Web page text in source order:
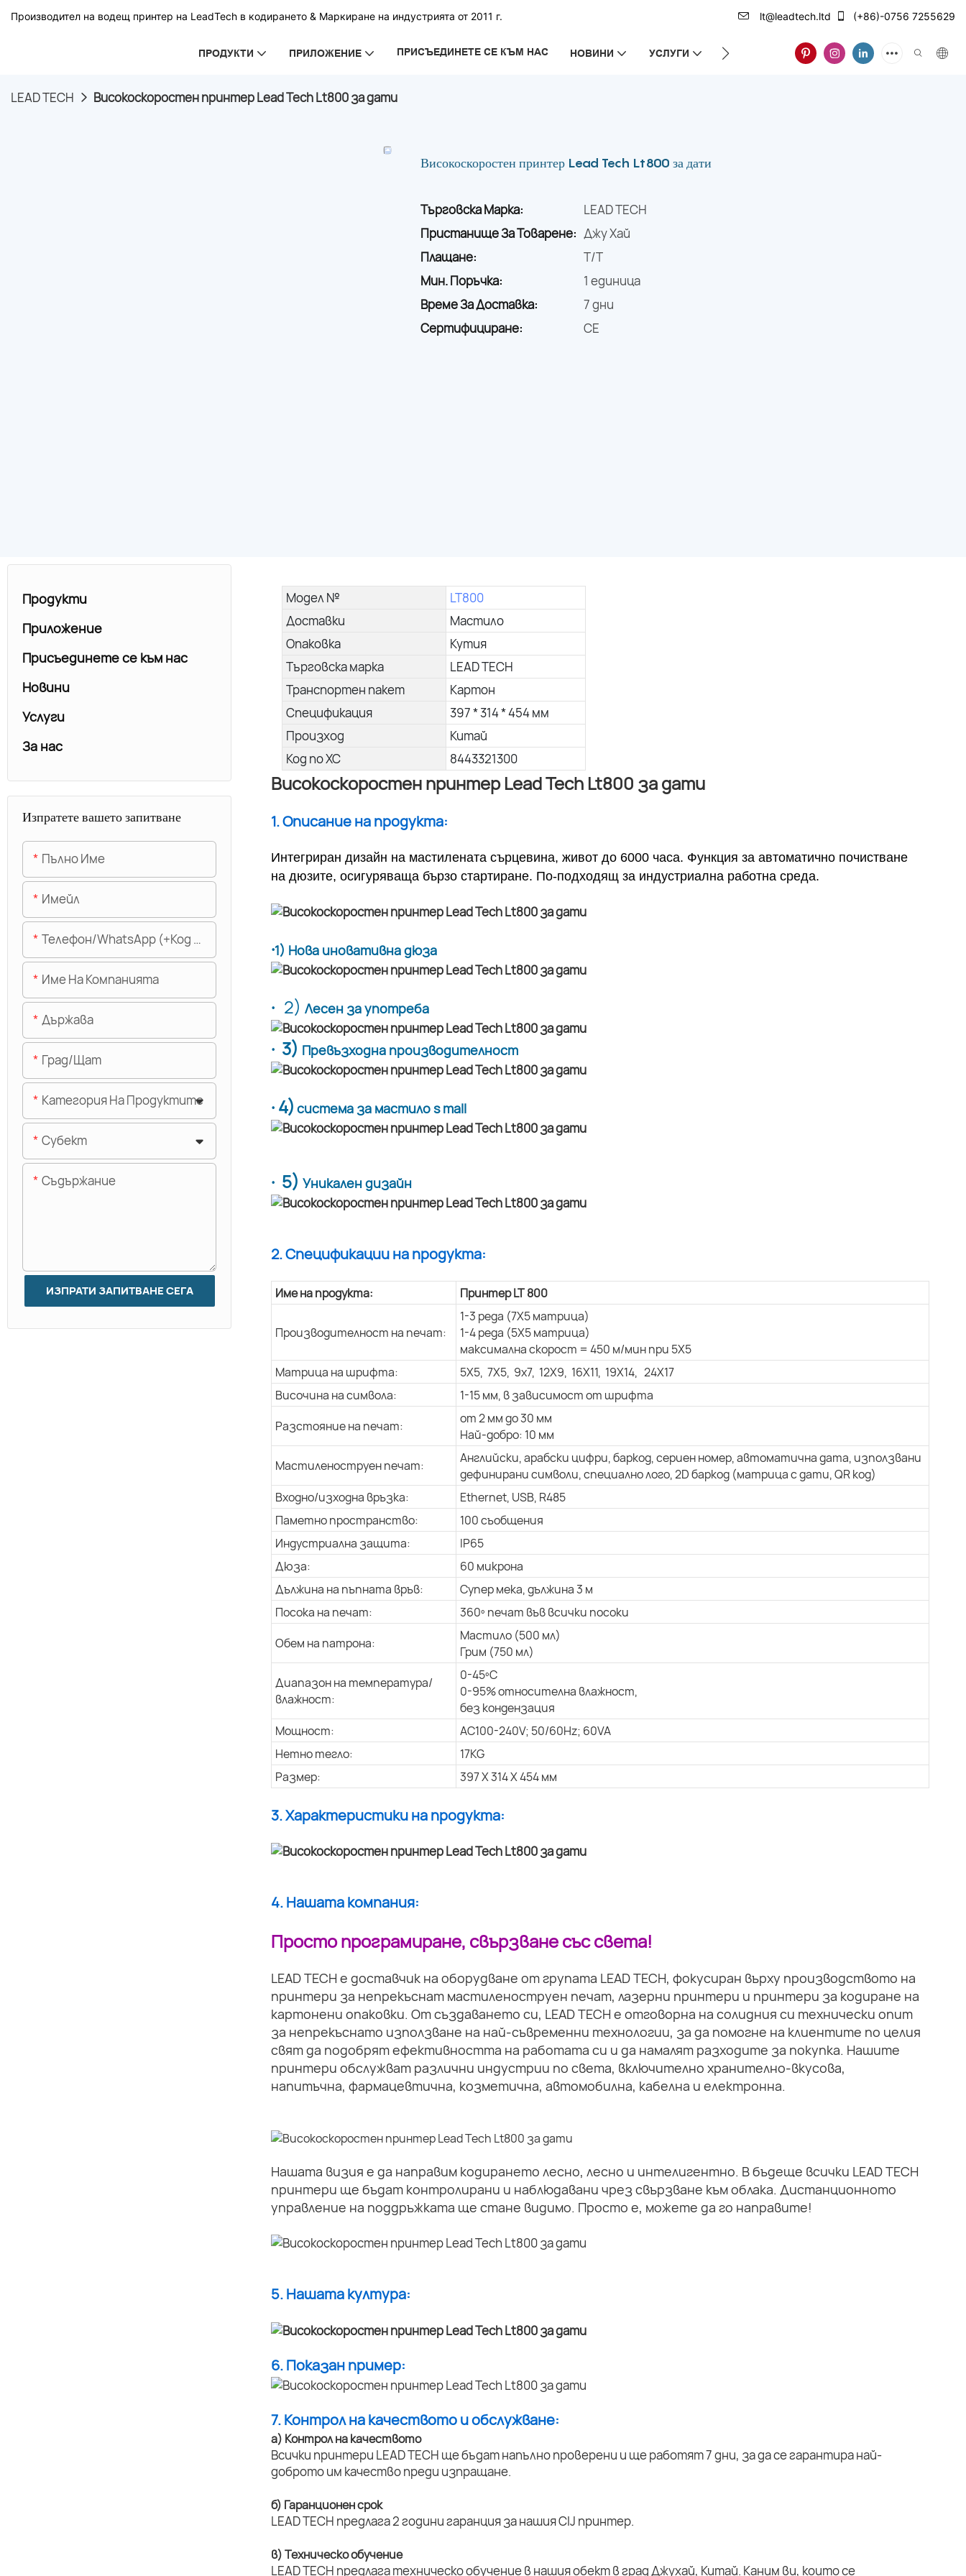
Производител на водещ принтер на LeadTech в кодирането & Маркиране на индустрията от 2011 г. lt@leadtech.ltd (+86)-0756 7255629
ПРОДУКТИ ПРИЛОЖЕНИЕ ПРИСЪЕДИНЕТЕ СЕ КЪМ НАС НОВИНИ УСЛУГИ ЗА НАС
LEAD TECH Високоскоростен принтер Lead Tech Lt800 за дати
Високоскоростен принтер Lead Tech Lt800 за дати
Търговска Марка:
LEAD TECH
Пристанище За Товарене: Джу Хай
Плащане:
T/T
Мин. Поръчка:
1 единица
Време За Доставка:
7 дни
Сертифициране:
CE
Модел №
LT800
Доставки
Мастило
Опаковка
Кутия
Търговска марка
LEAD TECH
Транспортен пакет
Картон
Спецификация
397 * 314 * 454 мм
Произход
Китай
Код по ХС
8443321300
Високоскоростен принтер Lead Tech Lt800 за дати
1. Описание на продукта:
Интегриран дизайн на мастилената сърцевина, живот до 6000 часа. Функция за автоматично почистване
на дюзите, осигуряваща бързо стартиране. По-подходящ за индустриална работна среда.
·1) Нова иновативна дюза
· 2)Лесен за употреба
· 3) Превъзходна производителност
· 4) система за мастило s mall
· 5)Уникален дизайн
2. Спецификации на продукта:
Име на продукта: Принтер LT 800
Производителност на печат:
1-3 реда (7X5 матрица)
1-4 реда (5X5 матрица)
максимална скорост = 450 м/мин при 5X5
Матрица на шрифта:
5X5, 7X5, 9x7, 12X9, 16X11, 19X14, 24X17
Височина на символа:
1-15 мм, в зависимост от шрифта
Разстояние на печат:
от 2 мм до 30 мм
Най-добро: 10 мм
Мастиленоструен печат:
Английски, арабски цифри, баркод, сериен номер, автоматична дата, използвани
дефинирани символи, специално лого, 2D баркод (матрица с дати, QR код)
Входно/изходна връзка:
Ethernet, USB, R485
Паметно пространство:
100 съобщения
Индустриална защита:
IP65
Дюза:
60 микрона
Дължина на пъпната връв:
Супер мека, дължина 3 м
Посока на печат:
360º печат във всички посоки
Обем на патрона:
Мастило (500 мл)
Грим (750 мл)
Диапазон на температура/
влажност:
0-45ºC
0-95% относителна влажност,
без кондензация
Мощност:
AC100-240V; 50/60Hz; 60VA
Нетно тегло:
17KG
Размер:
397 X 314 X 454 мм
3. Характеристики на продукта:
4. Нашата компания:
Просто програмиране, свързване със света!
LEAD TECH е доставчик на оборудване от групата LEAD TECH, фокусиран върху производството на
принтери за непрекъснат мастиленоструен печат, лазерни принтери и принтери за кодиране на
картонени опаковки. От създаването си, LEAD TECH е отговорна на солидния си технически опит
за непрекъснато използване на най-съвременни технологии, за да помогне на клиентите по целия
свят да подобрят ефективността на работата си и да намалят разходите за покупка. Нашите
принтери обслужват различни индустрии по света, включително хранително-вкусова,
напитъчна, фармацевтична, козметична, автомобилна, кабелна и електронна.
Нашата визия е да направим кодирането лесно, лесно и интелигентно. В бъдеще всички LEAD TECH
принтери ще бъдат контролирани и наблюдавани чрез свързване към облака. Дистанционното
управление на поддръжката ще стане видимо. Просто е, можете да го направите!
5. Нашата култура:
6. Показан пример:
7. Контрол на качеството и обслужване:
а) Контрол на качеството
Всички принтери LEAD TECH ще бъдат напълно проверени и ще работят 7 дни, за да се гарантира най-
доброто им качество преди изпращане.
б) Гаранционен срок
LEAD TECH предлага 2 години гаранция за нашия CIJ принтер.
в) Техническо обучение
LEAD TECH предлага техническо обучение в нашия обект в град Джухай, Китай. Каним ви, които се
Продукти
Приложение
Присъединете се към нас
Новини
Услуги
За нас
Изпратете вашето запитване
Пълно Име
Имейл
Телефон/WhatsApp (+Код На Областта)
Име На Компанията
Държава
Град/щат
Категория На Продуктите
Субект
Съдържание
ИЗПРАТИ ЗАПИТВАНЕ СЕГА